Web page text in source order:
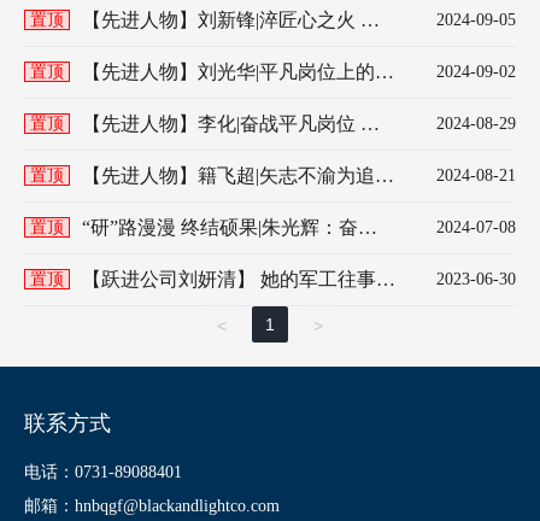
置顶
【先进人物】刘新锋|淬匠心之火 铸
2024-09-05
置顶
【先进人物】刘光华|平凡岗位上的尖
2024-09-02
置顶
【先进人物】李化|奋战平凡岗位 坚
2024-08-29
置顶
【先进人物】籍飞超|矢志不渝为追梦
2024-08-21
置顶
“研”路漫漫 终结硕果|朱光辉：奋斗
2024-07-08
置顶
【跃进公司刘妍清】 她的军工往事：
嬗变中的坚守与热爱丨我在国企三十
2023-06-30
< 1 >
联系方式
电话：0731-89088401
邮箱：hnbqgf@blackandlightco.com